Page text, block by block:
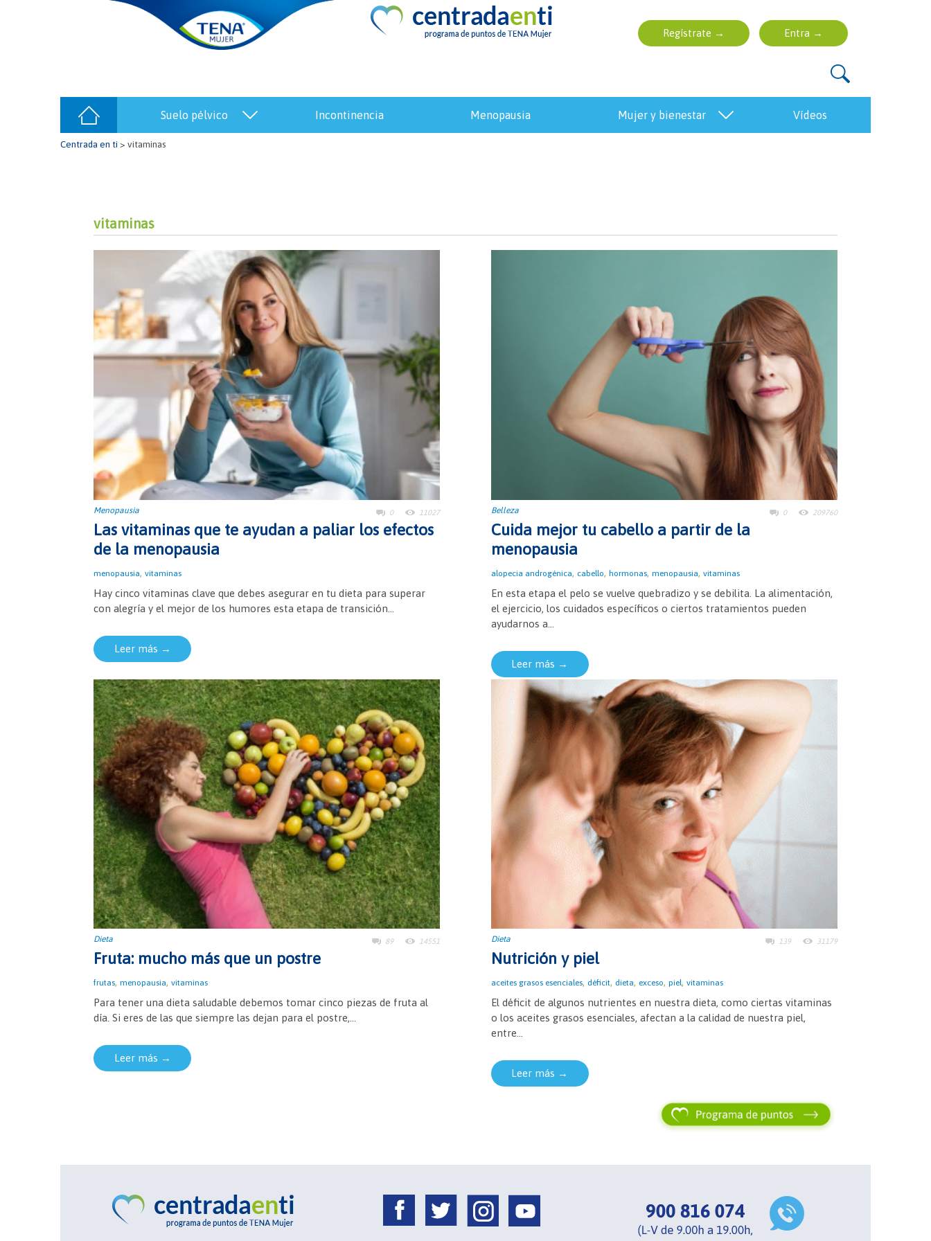
suelo pélvico incontinencia menopausia mujer y bienestar vídeos
Centrada en ti > vitaminas
vitaminas
Menopausia 0 11027
Las vitaminas que te ayudan a paliar los efectos
de la menopausia
menopausia, vitaminas
Hay cinco vitaminas clave que debes asegurar en tu dieta para superar
con alegría y el mejor de los humores esta etapa de transición...
Leer más →
Belleza 0 209760
Cuida mejor tu cabello a partir de la
menopausia
alopecia androgénica, cabello, hormonas, menopausia, vitaminas
En esta etapa el pelo se vuelve quebradizo y se debilita. La alimentación,
el ejercicio, los cuidados específicos o ciertos tratamientos pueden
ayudarnos a...
Leer más →
Dieta 89 14551
Fruta: mucho más que un postre
frutas, menopausia, vitaminas
Para tener una dieta saludable debemos tomar cinco piezas de fruta al
día. Si eres de las que siempre las dejan para el postre,...
Leer más →
Dieta 139 31179
Nutrición y piel
aceites grasos esenciales, déficit, dieta, exceso, piel, vitaminas
El déficit de algunos nutrientes en nuestra dieta, como ciertas vitaminas
o los aceites grasos esenciales, afectan a la calidad de nuestra piel,
entre...
Leer más →